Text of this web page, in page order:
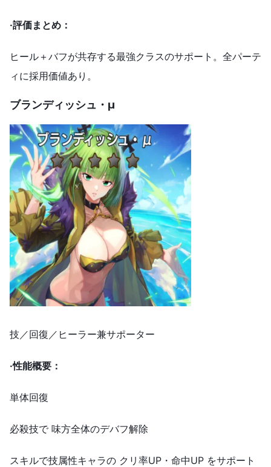
·評価まとめ：
ヒール＋バフが共存する最強クラスのサポート。全パーテ
ィに採用価値あり。
ブランディッシュ・μ
技／回復／ヒーラー兼サポーター
·性能概要：
単体回復
必殺技で 味方全体のデバフ解除
スキルで技属性キャラの クリ率UP・命中UP をサポート